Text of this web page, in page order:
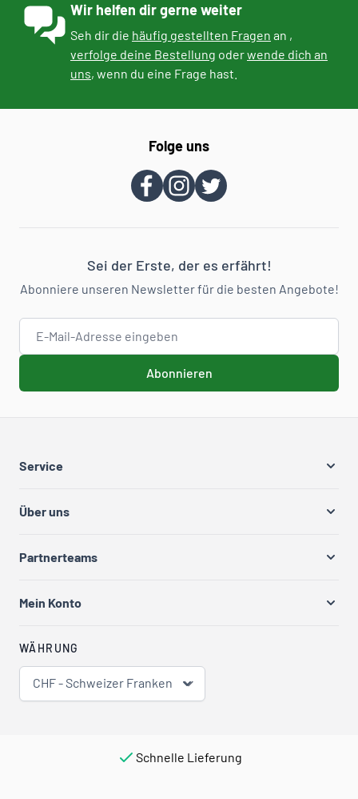
Wir helfen dir gerne weiter
Seh dir die häufig gestellten Fragen an ,
verfolge deine Bestellung oderwende dich an
uns, wenn du eine Frage hast.
Folge uns
Sei der Erste, der es erfährt!
Abonniere unseren Newsletter für die besten Angebote!
E-Mail-Adresse
Abonnieren
Service
Über uns
Partnerteams
Mein Konto
WÄHRUNG
CHF - Schweizer Franken
Schnelle Lieferung